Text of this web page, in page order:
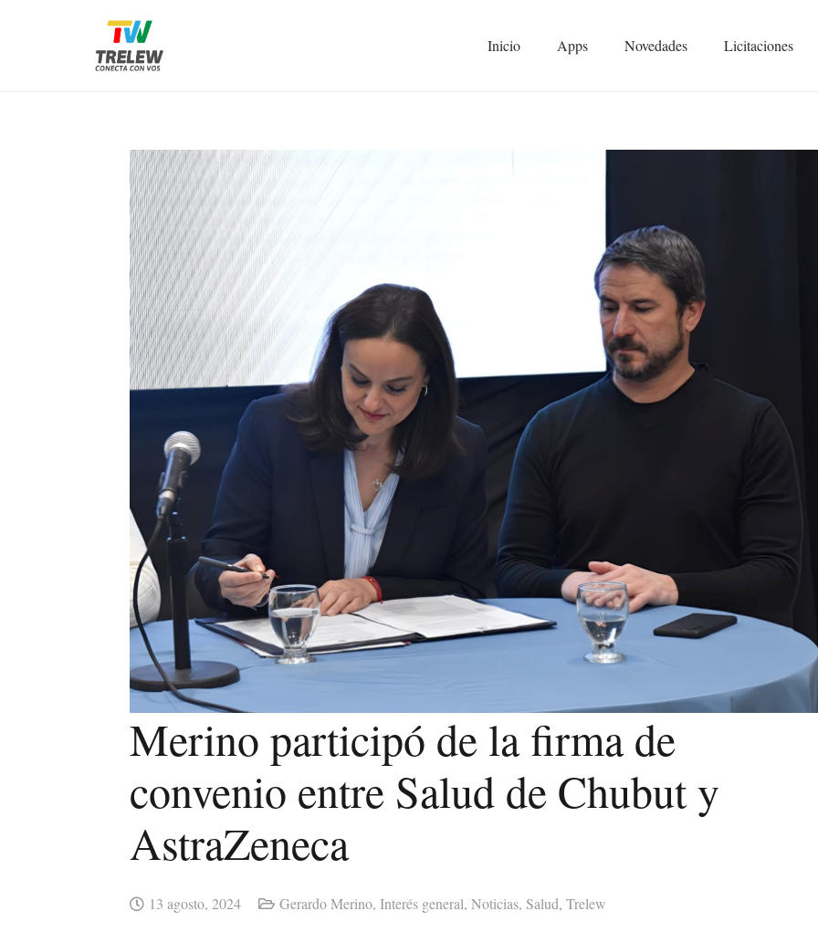
Inicio Apps Novedades Licitaciones
Merino participó de la firma de
convenio entre Salud de Chubut y
AstraZeneca
13 agosto, 2024 Gerardo Merino, Interés general, Noticias, Salud, Trelew